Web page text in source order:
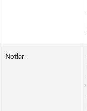
INTERNATIONAL
Notlar